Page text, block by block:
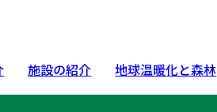
施設の紹介 地球温暖化と森林